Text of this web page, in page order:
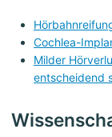
Cochlea-
Milder
entscheidend